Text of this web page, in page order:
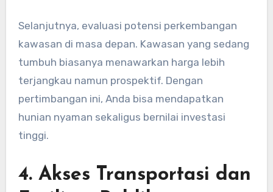
Selanjutnya, evaluasi potensi perkembangan
kawasan di masa depan. Kawasan yang sedang
tumbuh biasanya menawarkan harga lebih
terjangkau namun prospektif. Dengan
pertimbangan ini, Anda bisa mendapatkan
hunian nyaman sekaligus bernilai investasi
tinggi.
4. Akses Transportasi dan